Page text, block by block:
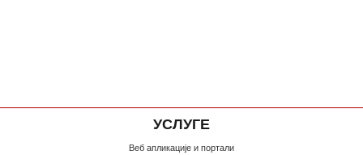
УСЛУГЕ
Веб апликације и портали